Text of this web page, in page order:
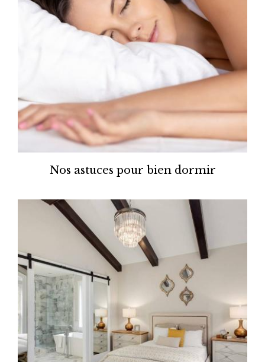
Nos astuces pour bien dormir